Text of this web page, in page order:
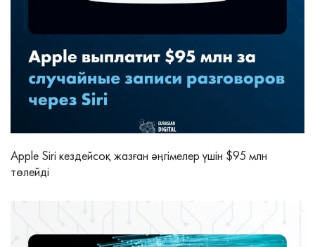
Apple Siri кездейсоқ жазған әңгімелер үшін $95 млн
төлейді